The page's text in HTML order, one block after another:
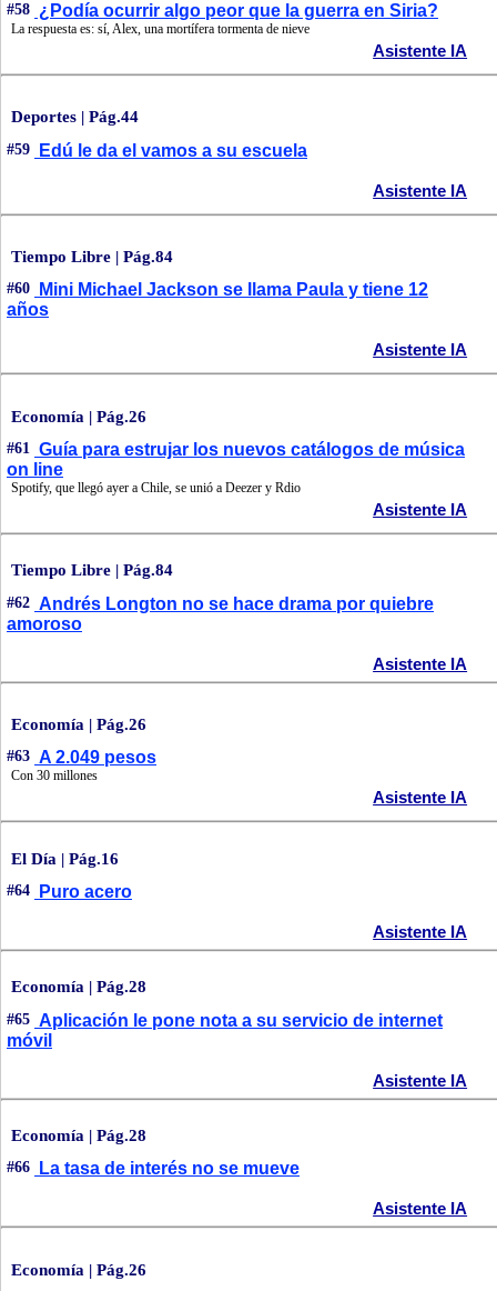
#58 ¿Podía ocurrir algo peor que la guerra en Siria?
La respuesta es: sí, Alex, una mortífera tormenta de nieve
Asistente IA
Deportes | Pág.44
#59 Edú le da el vamos a su escuela
Asistente IA
Tiempo Libre | Pág.84
#60
Mini Michael Jackson se llama Paula y tiene 12
años
Asistente IA
Economía | Pág.26
#61 Guía para estrujar los nuevos catálogos de música
on line
Spotify, que llegó ayer a Chile, se unió a Deezer y Rdio
Asistente IA
Tiempo Libre | Pág.84
#62 Andrés Longton no se hace drama por quiebre
amoroso
Asistente IA
Economía | Pág.26
#63 A 2.049 pesos
Con 30 millones
Asistente IA
El Día | Pág.16
#64 Puro acero
Asistente IA
Economía | Pág.28
#65 Aplicación le pone nota a su servicio de internet
móvil
Asistente IA
Economía | Pág.28
#66 La tasa de interés no se mueve
Asistente IA
Economía | Pág.26